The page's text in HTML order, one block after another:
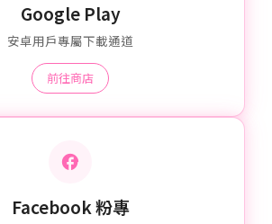
Google Play
安卓用戶專屬下載通道
前往商店
Facebook 粉專